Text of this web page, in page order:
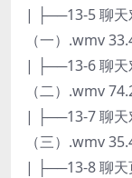
| ├──13-5 聊天
（一）.wmv
| ├──13-6 聊天
（二）.wmv
| ├──13-7 聊天
（三）.wmv
| ├──13-8 聊天